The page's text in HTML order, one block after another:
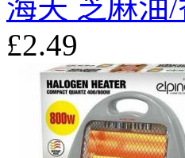
海天 芝麻油
£2.49